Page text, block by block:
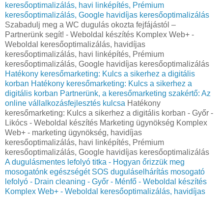
keresőoptimalizálás, havi linképítés, Prémium
keresőoptimalizálás, Google havidíjas keresőoptimalizálás
Szabadulj meg a WC dugulás okozta fejfájástól –
Partnerünk segít! - Weboldal készítés Komplex Web+ -
Weboldal keresőoptimalizálás, havidíjas
keresőoptimalizálás, havi linképítés, Prémium
keresőoptimalizálás, Google havidíjas keresőoptimalizálás
Hatékony keresőmarketing: Kulcs a sikerhez a digitális
korban Hatékony keresőmarketing: Kulcs a sikerhez a
digitális korban Partnerünk, a keresőmarketing szakértő: Az
online vállalkozásfejlesztés kulcsa Hatékony
keresőmarketing: Kulcs a sikerhez a digitális korban - Győr -
Likócs - Weboldal készítés Marketing ügynökség Komplex
Web+ - marketing ügynökség, havidíjas
keresőoptimalizálás, havi linképítés, Prémium
keresőoptimalizálás, Google havidíjas keresőoptimalizálás
A dugulásmentes lefolyó titka - Hogyan őrizzük meg
mosogatónk egészségét SOS duguláselhárítás mosogató
lefolyó - Drain cleaning - Győr - Ménfő - Weboldal készítés
Komplex Web+ - Weboldal keresőoptimalizálás, havidíjas